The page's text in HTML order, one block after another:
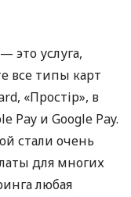
это услуга,
все типы карт
«Простір», в
Pay и Google Pay.
стали очень
для многих
любая